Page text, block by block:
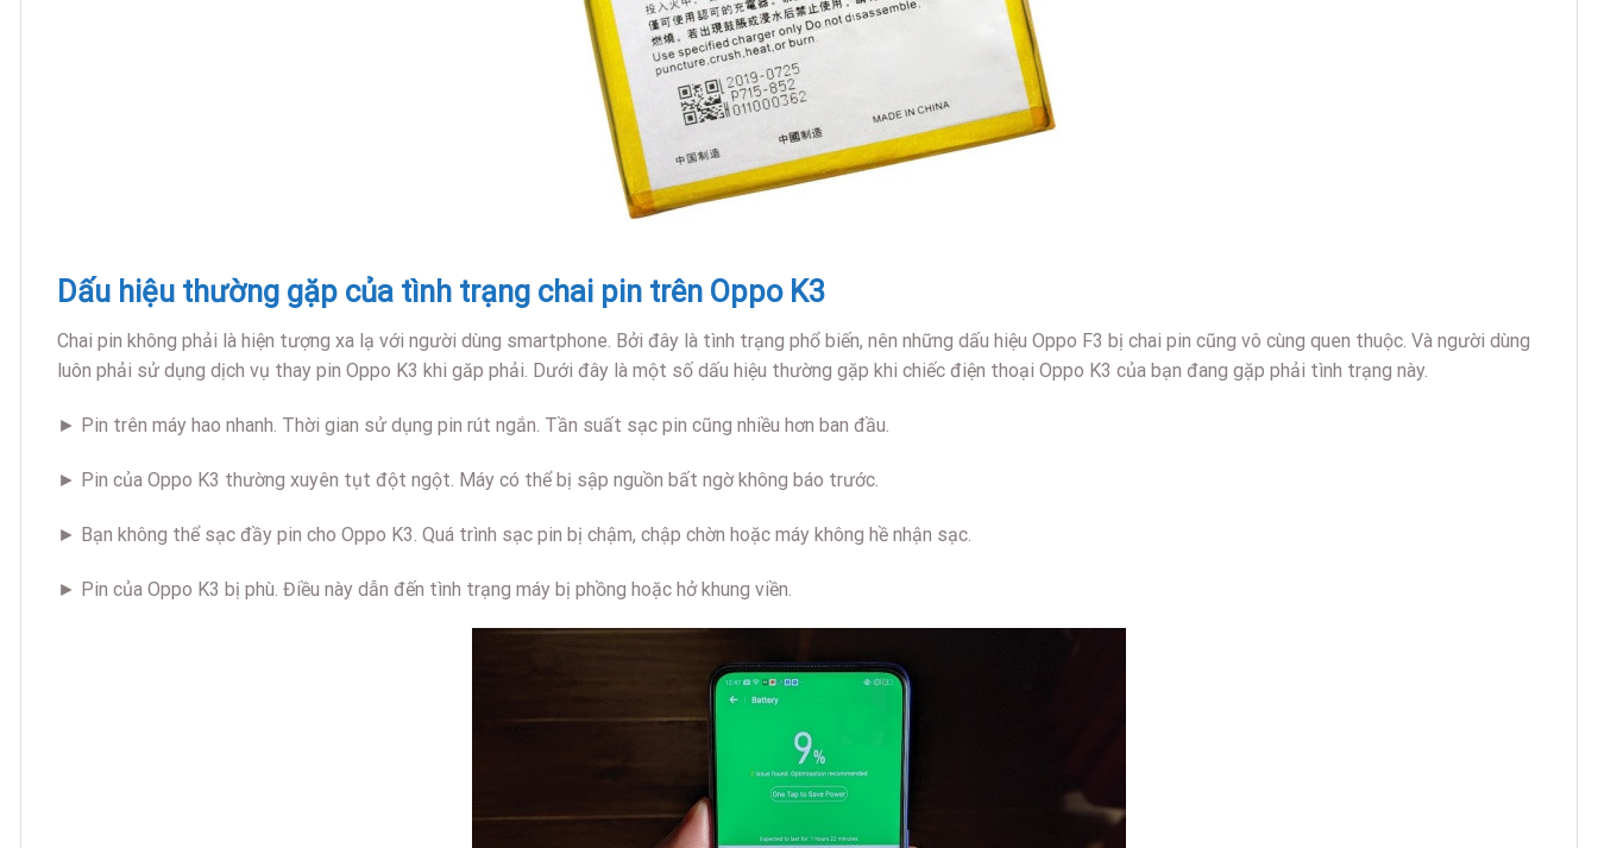
Dấu hiệu thường gặp của tình trạng chai pin trên Oppo K3
Chai pin không phải là hiện tượng xa lạ với người dùng smartphone. Bởi đây là tình trạng phổ biến, nên những dấu hiệu Oppo F3 bị chai pin cũng vô cùng quen thuộc. Và người dùng
luôn phải sử dụng dịch vụ thay pin Oppo K3 khi găp phải. Dưới đây là một số dấu hiệu thường gặp khi chiếc điện thoại Oppo K3 của bạn đang gặp phải tình trạng này.
► Pin trên máy hao nhanh. Thời gian sử dụng pin rút ngắn. Tần suất sạc pin cũng nhiều hơn ban đầu.
► Pin của Oppo K3 thường xuyên tụt đột ngột. Máy có thể bị sập nguồn bất ngờ không báo trước.
► Bạn không thể sạc đầy pin cho Oppo K3. Quá trình sạc pin bị chậm, chập chờn hoặc máy không hề nhận sạc.
► Pin của Oppo K3 bị phù. Điều này dẫn đến tình trạng máy bị phồng hoặc hở khung viền.